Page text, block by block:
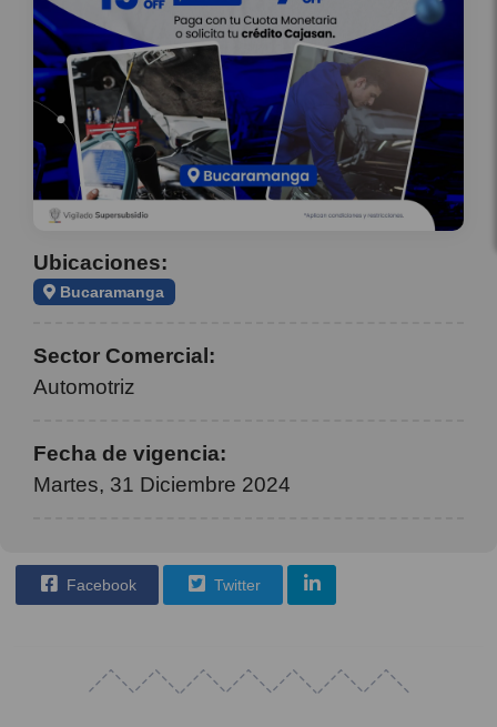
Ubicaciones:
Bucaramanga
Sector Comercial:
Automotriz
Fecha de vigencia:
Martes, 31 Diciembre 2024
Facebook Twitter